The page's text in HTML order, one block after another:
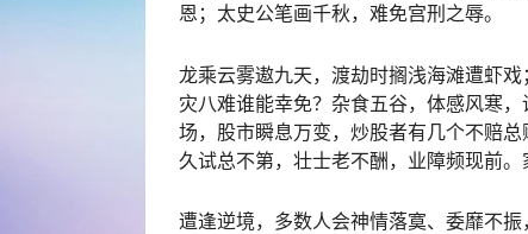
恩；太史公笔画千秋，难免宫刑之辱。
龙乘云雾遨九天，渡劫时搁浅海滩遭虾
灾八难谁能幸免？杂食五谷，体感风寒
场，股市瞬息万变，炒股者有几个不赔
久试总不第，壮士老不酬，业障频现前
遭逢逆境，多数人会神情落寞、委靡不